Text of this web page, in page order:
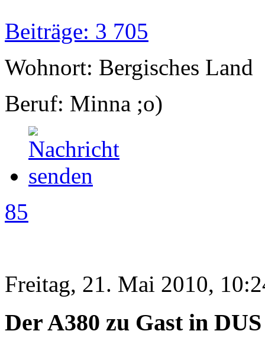
Beiträge: 3 705
Wohnort: Bergisches Land
Beruf: Minna ;o)
85
Freitag, 21. Mai 2010,
Der A380 zu Gast in DUS